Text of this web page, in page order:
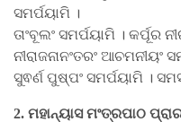
ସମର୍ପୟାମି ।
ତାଂବୂଲଂ ସମର୍ପୟାମି । କର୍ପୂର
ନୀରାଜନାନଂତରଂ ଆଚମନୀୟଂ
ସୁଵର୍ଣ ପୁଷ୍ପଂ ସମର୍ପୟାମି ।
2. ମହାନ୍ୟାସ ମଂତ୍ରପାଠ